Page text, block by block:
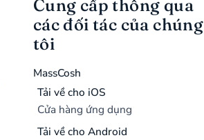
Cung cấp thông qua
các đối tác của chúng
tôi
MassCosh
Tải về cho iOS
Cửa hàng ứng dụng
Tải về cho Android